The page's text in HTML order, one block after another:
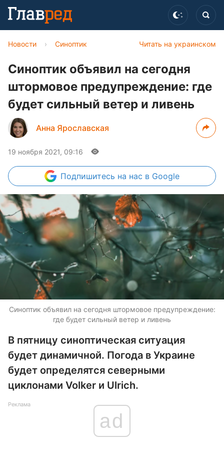
Читать на украинском
Новости › Синоптик
Синоптик объявил на сегодня
штормовое предупреждение: где
будет сильный ветер и ливень
Анна Ярославская
19 ноября 2021, 09:16
Подпишитесь на нас в Google
Синоптик объявил на сегодня штормовое предупреждение:
где будет сильный ветер и ливень
В пятницу синоптическая ситуация
будет динамичной. Погода в Украине
будет определятся северными
циклонами Volker и Ulrich.
Реклама
ad